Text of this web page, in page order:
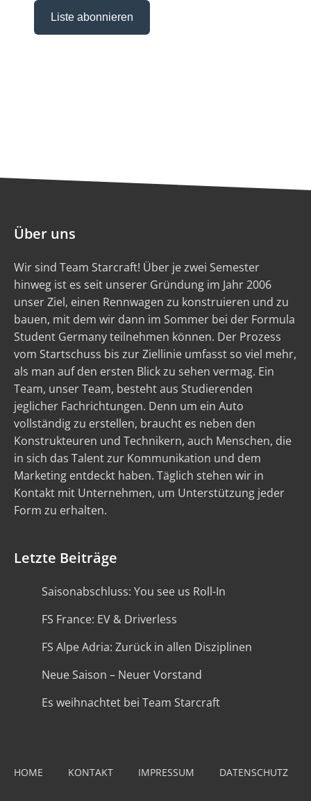
Über uns
Wir sind Team Starcraft! Über je zwei Semester
hinweg ist es seit unserer Gründung im Jahr 2006
unser Ziel, einen Rennwagen zu konstruieren und zu
bauen, mit dem wir dann im Sommer bei der Formula
Student Germany teilnehmen können. Der Prozess
vom Startschuss bis zur Ziellinie umfasst so viel mehr,
als man auf den ersten Blick zu sehen vermag. Ein
Team, unser Team, besteht aus Studierenden
jeglicher Fachrichtungen. Denn um ein Auto
vollständig zu erstellen, braucht es neben den
Konstrukteuren und Technikern, auch Menschen, die
in sich das Talent zur Kommunikation und dem
Marketing entdeckt haben. Täglich stehen wir in
Kontakt mit Unternehmen, um Unterstützung jeder
Form zu erhalten.
Letzte Beiträge
Saisonabschluss: You see us Roll-In
FS France: EV & Driverless
FS Alpe Adria: Zurück in allen Disziplinen
Neue Saison – Neuer Vorstand
Es weihnachtet bei Team Starcraft
HOME KONTAKT IMPRESSUM DATENSCHUTZ